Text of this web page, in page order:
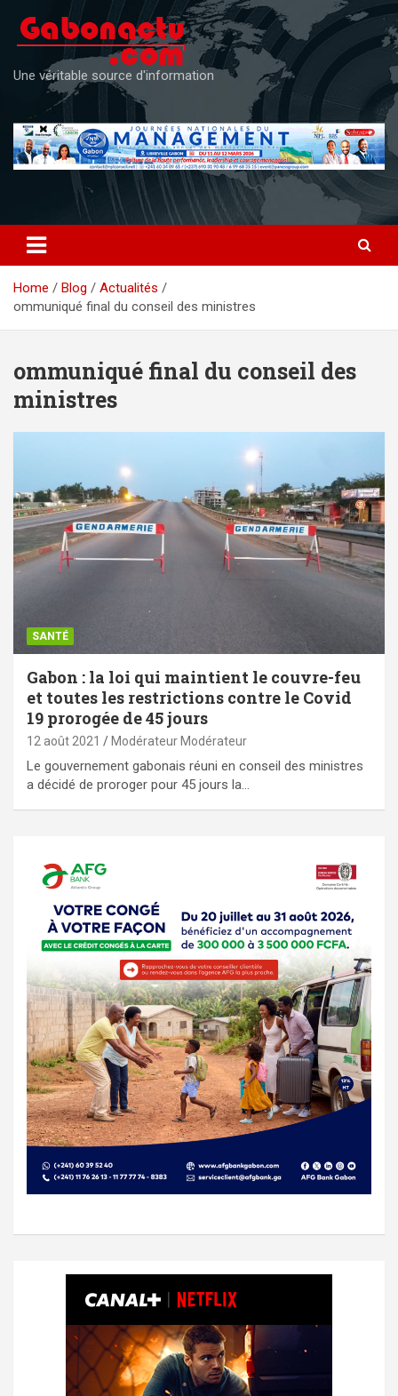
content
Une véritable source d'information
Home Blog
Actualités
ommuniqué final du conseil des ministres
ommuniqué final du conseil des
ministres
SANTÉ
Gabon : la loi qui maintient le couvre-feu
et toutes les restrictions contre le Covid
19 prorogée de 45 jours
12 août 2021 Modérateur Modérateur
Le gouvernement gabonais réuni en conseil des ministres
a décidé de proroger pour 45 jours la…